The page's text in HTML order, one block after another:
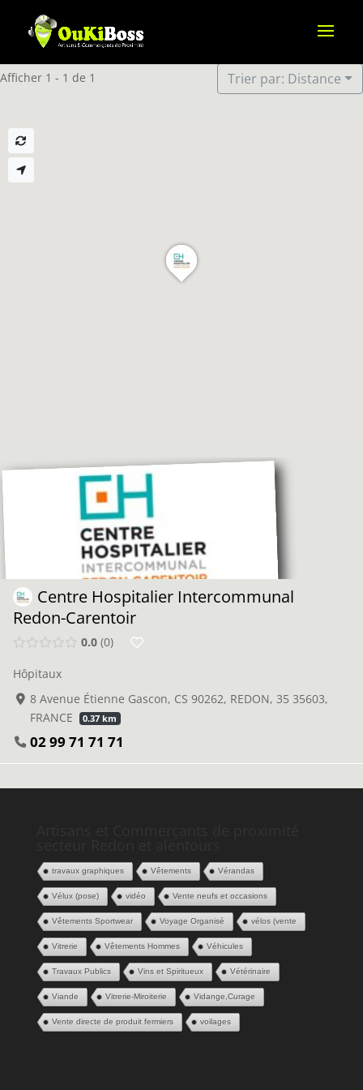
Afficher 1 - 1 de 1 Trier par: Distance
Centre Hospitalier Intercommunal
Redon-Carentoir
0.0 0
Hôpitaux
8 Avenue Étienne Gascon, CS 90262, REDON, 35 35603,
FRANCE
0.37 km
02 99 71 71 71
travaux graphiques Vêtements Vérandas
Vélux (pose) vidéo Vente neufs et occasions
Vêtements Sportwear Voyage Organisé vélos (vente
Vitrerie Vêtements Hommes Véhicules
Travaux Publics Vins et Spiritueux Vétérinaire
Viande Vitrerie-Miroiterie Vidange,Curage
Vente directe de produit fermiers voilages